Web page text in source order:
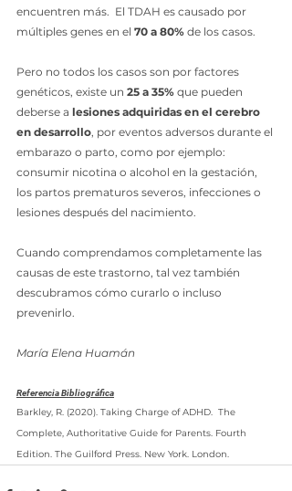
encuentren más.  El TDAH es causado por
múltiples genes en el 70 a 80% de los casos.
Pero no todos los casos son por factores
genéticos, existe un 25 a 35% que pueden
deberse a lesiones adquiridas en el cerebro
en desarrollo, por eventos adversos durante el
embarazo o parto, como por ejemplo:
consumir nicotina o alcohol en la gestación,
los partos prematuros severos, infecciones o
lesiones después del nacimiento.
Cuando comprendamos completamente las
causas de este trastorno, tal vez también
descubramos cómo curarlo o incluso
prevenirlo.
María Elena Huamán
Referencia Bibliográfica
Barkley, R. (2020). Taking Charge of ADHD.  The
Complete, Authoritative Guide for Parents. Fourth
Edition. The Guilford Press. New York. London.